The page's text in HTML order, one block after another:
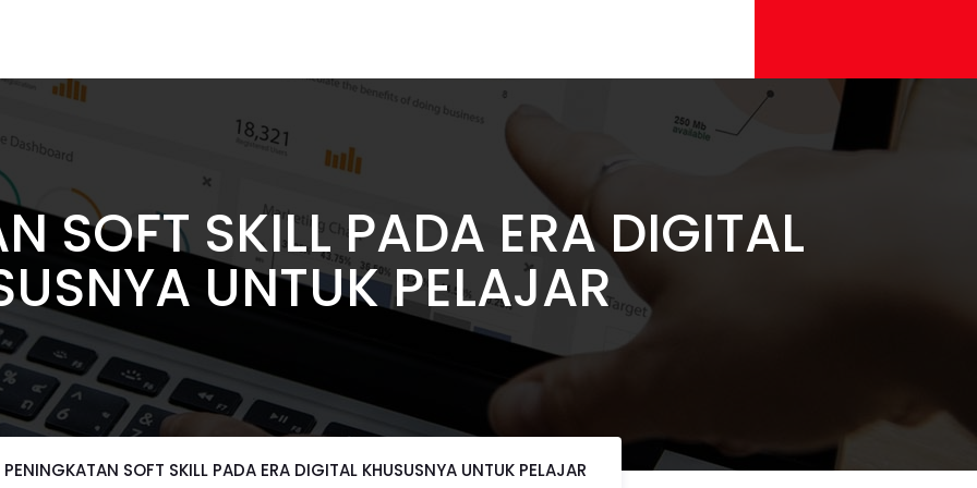
SOFT SKILL PADA ERA DIGITAL
UNTUK PELAJAR
PENINGKATAN SOFT SKILL PADA ERA DIGITAL KHUSUSNYA UNTUK PELAJAR